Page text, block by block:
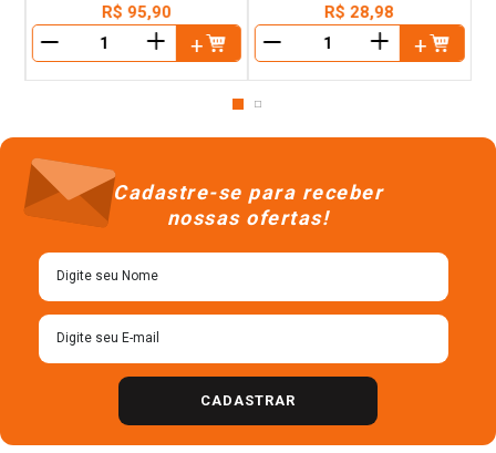
R$ 95,90
＋
R$ 28,98
＋
Cadastre-se para receber
nossas ofertas!
CADASTRAR